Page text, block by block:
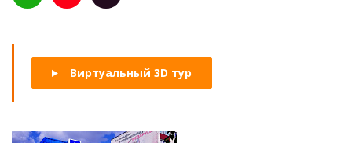
Виртуальный 3D тур